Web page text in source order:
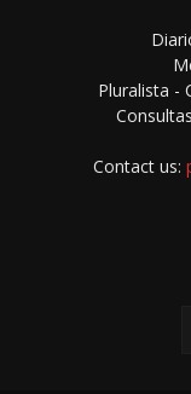
Pluralista -
Contact us: